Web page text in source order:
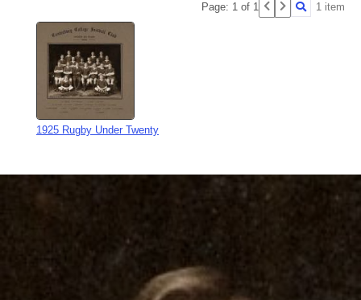
Page: 1 of 1 1 item
1925 Rugby Under Twenty